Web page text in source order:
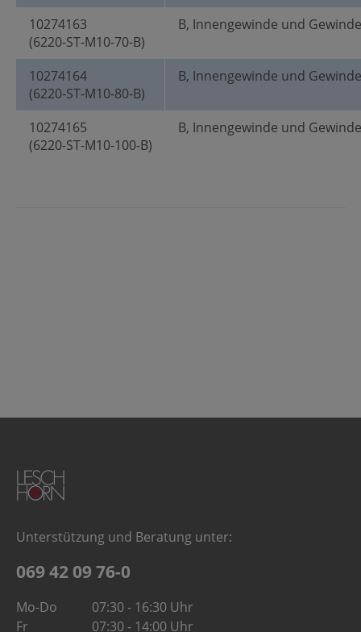
10274163
(6220-ST-M10-70-B)
B, Innengewinde und
10274164
(6220-ST-M10-80-B)
B, Innengewinde und
10274165
(6220-ST-M10-100-B)
B, Innengewinde und
Unterstützung und Beratung unter:
069 42 09 76-0
Mo-Do
07:30 - 16:30 Uhr
Fr
07:30 - 14:00 Uhr